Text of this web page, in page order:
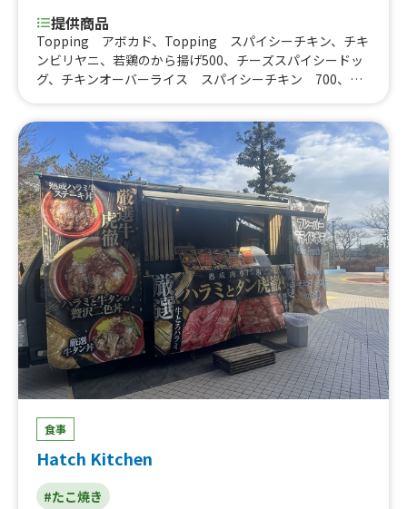
提供商品
Topping アボカド、Topping スパイシーチキン、チキ
ンビリヤニ、若鶏のから揚げ500、チーズスパイシードッ
グ、チキンオーバーライス スパイシーチキン 700、米
キンオーバーライス 照り焼き 小 大学、鶏そぼろごは
ん 大学、鶏そぼろごはん、チキンオーバーライス 照り
焼き 小、ティラミスラテ、リッチココア、スパイシード
ッグ600、若鶏のから揚げ、ピーチフラッペ500、チーズ
ドッグ500、マンゴーフラッペ500、ホットドッグ3種、ピ
ーチフラッペ、ブルーベリーヨーグルト、マンゴーフラッ
ペ、チキンオーバーライス スパイシーチキン ライス大
盛り、チキンオーバーライス スパイシーチキン 大学、
チキンオーバーライス スパイシーチキン、チキンオーバ
ーライス 照り焼き、ホワイトモカ、イチゴのカフェモ
カ、タピオカ抹茶、タピオカティー、タピオカショコラ、
タピオカいちご、いちごのカフェラテ、アールグレイとオ
レンジ、フライドポテト、ポテトセット、ロングポテト、
抹茶ラテ、アップルオレンジ100%、ピーチフィズ、キウ
イトニック、ビール、フランクフルト、キウイスパーク、
いちごスカッシュ、レモンスカッシュ、プレーンドッグ、
いちごサンド、いちごミルクラテ、チュロス、カフェモ
カ、キャラメルマキアート、モカチップフラッペ、シカゴ
ドッグ、トマトチーズ、チーズドッグ、スパイシードッ
グ、いちごミルクフラッペ、抹茶フラッペ、キャラメルカ
フェフラッペ、コーヒー、カフェラテ、生ハムとトマトの
食事
Hatch Kitchen
#たこ焼き